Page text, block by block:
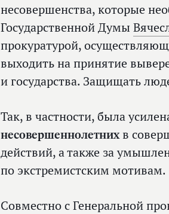
несовершенства, которые
Государственной Думы
прокуратурой,
выходить на принятие
и государства. Защищать
Так, в частности, была
несовершеннолетнихв
действий, а также за
по экстремистским мотивам.
Совместно с Генеральной